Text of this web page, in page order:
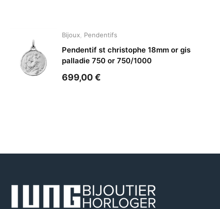
Bijoux Pendentifs
Pendentif st christophe 18mm or gis
palladie 750 or 750/1000
699,00€